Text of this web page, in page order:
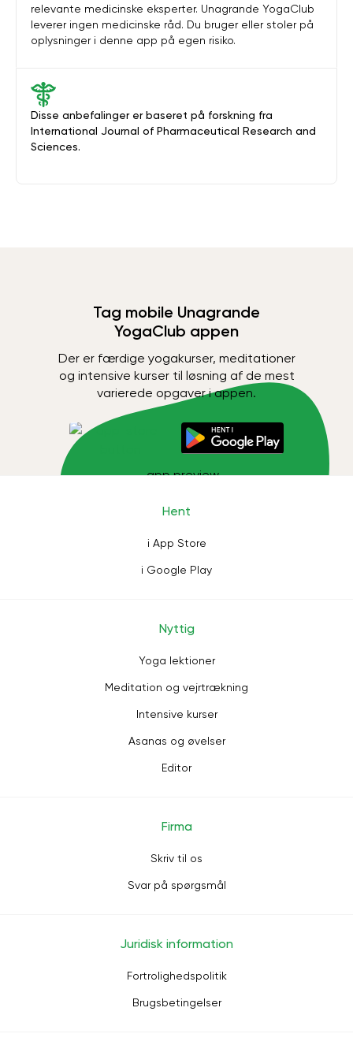
Disse anbefalinger er baseret på forskning fra
International Journal of Pharmaceutical Research and
Sciences.
relevante medicinske eksperter. Unagrande YogaClub
leverer ingen medicinske råd. Du bruger eller stoler på
oplysninger i denne app på egen risiko.
Tag mobile Unagrande
YogaClub appen
Der er færdige yogakurser, meditationer
og intensive kurser til løsning af de mest
varierede opgaver i appen.
Hent
i App Store
i Google Play
Nyttig
Yoga lektioner
Meditation og vejrtrækning
Intensive kurser
Asanas og øvelser
Editor
Firma
Skriv til os
Svar på spørgsmål
Juridisk information
Fortrolighedspolitik
Brugsbetingelser